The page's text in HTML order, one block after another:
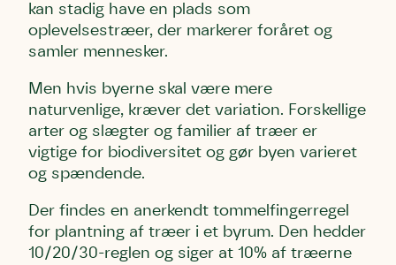
kan stadig have en plads som
oplevelsestræer, der markerer foråret og
samler mennesker.
Men hvis byerne skal være mere
naturvenlige, kræver det variation. Forskellige
arter og slægter og familier af træer er
vigtige for biodiversitet og gør byen varieret
og spændende.
Der findes en anerkendt tommelfingerregel
for plantning af træer i et byrum. Den hedder
10/20/30-reglen og siger at 10% af træerne